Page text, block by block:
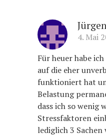
4. Mai
Für heuer habe
auf die eher
funktioniert hat
Belastung
dass ich so wenig
Stressfaktoren
lediglich 3